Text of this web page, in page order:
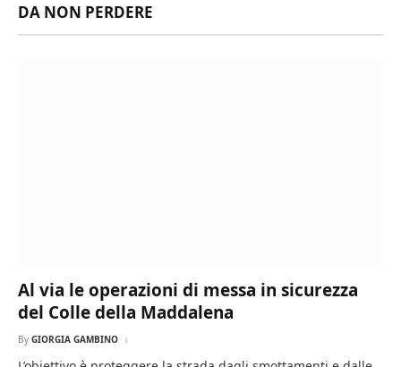
DA NON PERDERE
Al via le operazioni di messa in sicurezza
del Colle della Maddalena
By GIORGIA GAMBINO